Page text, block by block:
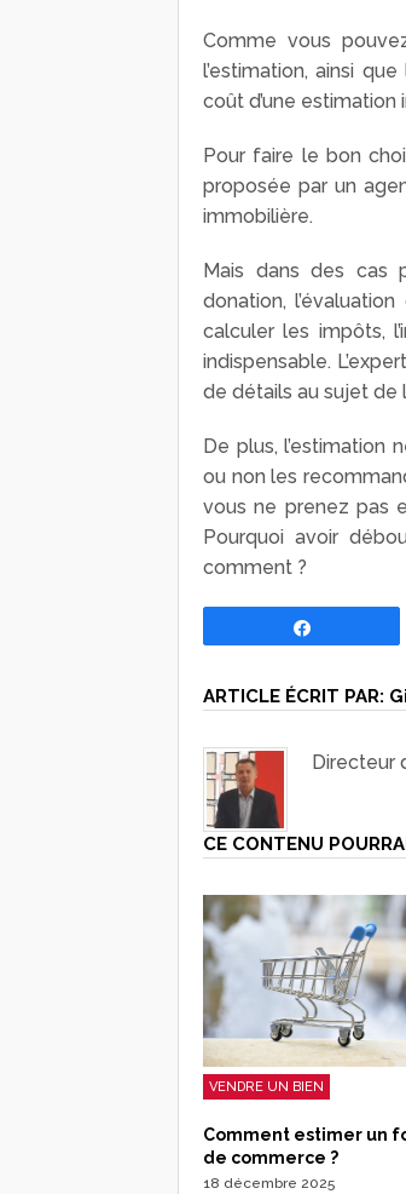
Comme vous
l’estimation, ainsi
coût d’une estimation
Pour faire le bon
proposée par un
immobilière.
Mais dans des cas
donation,
calculer les impôts,
indispensable.
de détails au sujet de
De plus, l’estimation
ou non les
vous ne prenez pas
Pourquoi avoir
comment ?
ARTICLE ÉCRIT PAR:
Directeur
CE CONTENU
VENDRE UN BIEN
Comment estimer un
de commerce ?
18 décembre 2025